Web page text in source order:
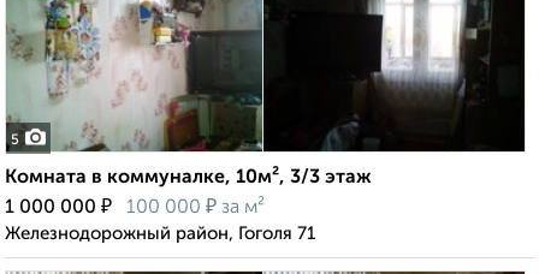
5
Комната в коммуналке, 10м², 3/3 этаж
1 000 000 ₽ 100 000 ₽ за м²
Железнодорожный район, Гоголя 71